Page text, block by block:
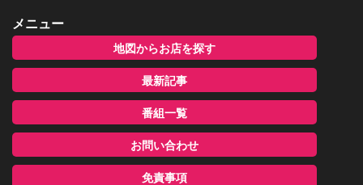
メニュー
地図からお店を探す
最新記事
番組一覧
お問い合わせ
免責事項